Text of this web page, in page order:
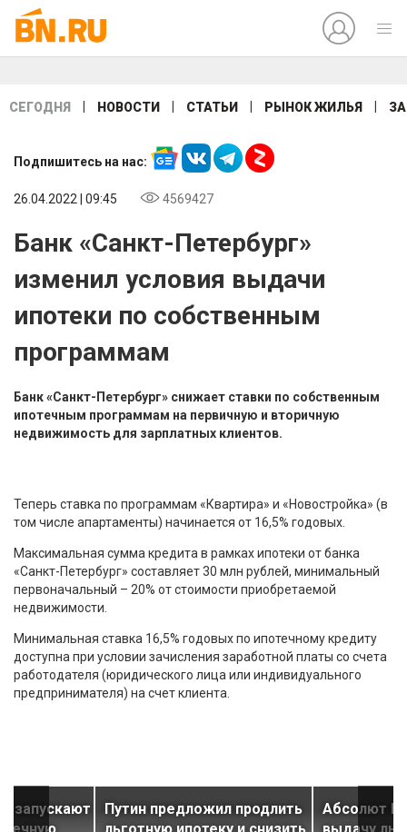
СЕГОДНЯ НОВОСТИ СТАТЬИ РЫНОК ЖИЛЬЯ
Подпишитесь на нас:
26.04.2022 | 09:45 4569427
Банк «Санкт-Петербург»
изменил условия выдачи
ипотеки по собственным
программам
Банк «Санкт-Петербург» снижает ставки по собственным
ипотечным программам на первичную и вторичную
недвижимость для зарплатных клиентов.
Теперь ставка по программам «Квартира» и «Новостройка» (в
том числе апартаменты) начинается от 16,5% годовых.
Максимальная сумма кредита в рамках ипотеки от банка
«Санкт-Петербург» составляет 30 млн рублей, минимальный
первоначальный – 20% от стоимости приобретаемой
недвижимости.
Минимальная ставка 16,5% годовых по ипотечному кредиту
доступна при условии зачисления заработной платы со счета
работодателя (юридического лица или индивидуального
предпринимателя) на счет клиента.
запускают
Путин предложил продлить
льготную ипотеку и снизить
Абсолют
выдачу